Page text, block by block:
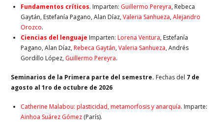
Fundamentos críticos. Imparten: Guillermo Pereyra, Rebeca
Gaytán, Estefanía Pagano, Alan Díaz,Valeria Sanhueza,Alejandro
Orozco.
Ciencias del lenguaje Imparten:Lorena Ventura, Estefanía
Pagano, Alan Díaz,Rebeca Gaytán,Valeria Sanhueza, Andrés
Gordillo López, Guillermo Pereyra.
Seminarios de la Primera parte del semestre. Fechas del 7 de
agosto al 1ro de octubre de 2026
Catherine Malabou: plasticidad, metamorfosis y anarquía. Imparte:
Ainhoa Suárez Gómez (París).